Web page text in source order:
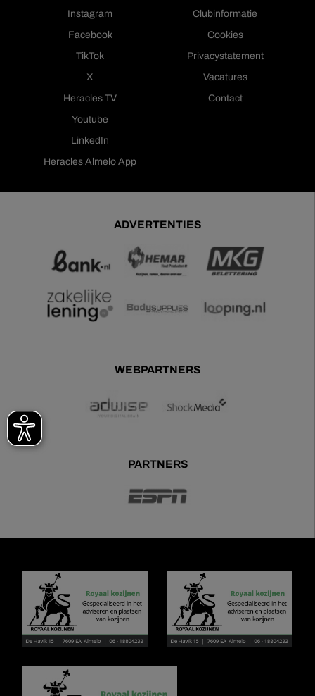
Instagram
Facebook
TikTok
X
Heracles TV
Youtube
LinkedIn
Heracles Almelo App
Clubinformatie
Cookies
Privacystatement
Vacatures
Contact
ADVERTENTIES
WEBPARTNERS
PARTNERS